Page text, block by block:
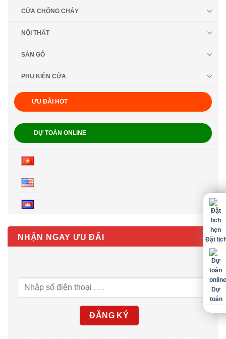
CỬA CHỐNG CHÁY
NỘI THẤT
SÀN GỖ
PHỤ KIỆN CỬA
ƯU ĐÃI HOT
DỰ TOÁN ONLINE
NHẬN NGAY ƯU ĐÃI Đặt
Dự
toán